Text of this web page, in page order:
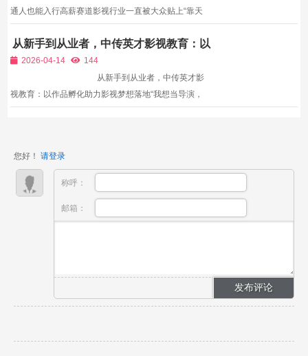
通人也能入行高薪赛道影视行业一直被大众贴上“靠天
想入行发展，却因为自我否定放弃机会，认为自己没有
艺术天赋、没有行业人脉、没有专业基础，注定无法在
从新手到从业者，中传英才影视教育：以
作品孵化助力影视梦想落地
2026-04-14
144
从新手到从业者，中传英才影
视教育：以作品孵化助力影视梦想落地“我想当导演，
您好！ 请登录
称呼：
邮箱：